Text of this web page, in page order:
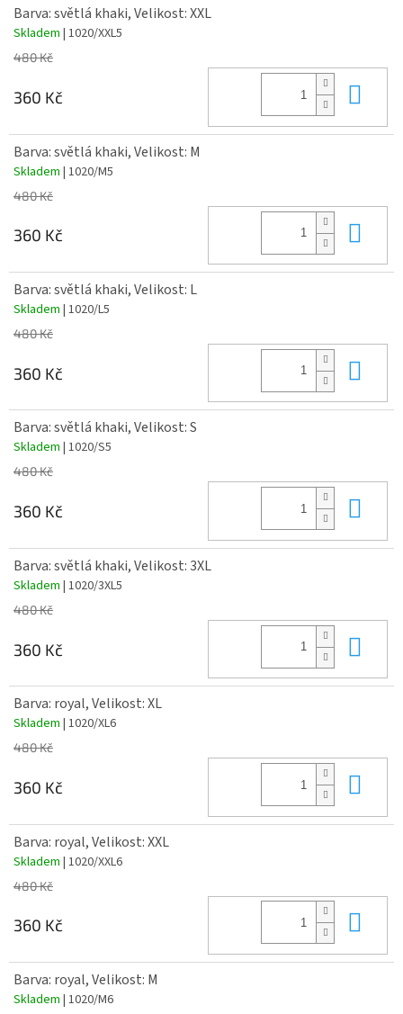
Barva: světlá khaki, Velikost: XXL
Skladem | 1020/XXL5
480 Kč
360 Kč
Barva: světlá khaki, Velikost: M
Skladem | 1020/M5
480 Kč
360 Kč
Barva: světlá khaki, Velikost: L
Skladem | 1020/L5
480 Kč
360 Kč
Barva: světlá khaki, Velikost: S
Skladem | 1020/S5
480 Kč
360 Kč
Barva: světlá khaki, Velikost: 3XL
Skladem | 1020/3XL5
480 Kč
360 Kč
Barva: royal, Velikost: XL
Skladem | 1020/XL6
480 Kč
360 Kč
Barva: royal, Velikost: XXL
Skladem | 1020/XXL6
480 Kč
360 Kč
Barva: royal, Velikost: M
Skladem | 1020/M6